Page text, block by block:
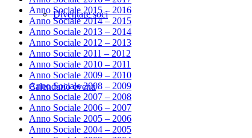
Diventare soci
Calendario eventi
Anno Sociale 2015 – 2016
Anno Sociale 2014 – 2015
Anno Sociale 2013 – 2014
Anno Sociale 2012 – 2013
Anno Sociale 2011 – 2012
Anno Sociale 2010 – 2011
Anno Sociale 2009 – 2010
Anno Sociale 2008 – 2009
Anno Sociale 2007 – 2008
Anno Sociale 2006 – 2007
Anno Sociale 2005 – 2006
Anno Sociale 2004 – 2005